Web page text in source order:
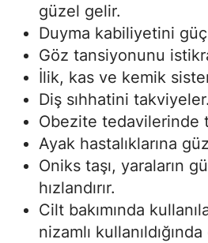
güzel gelir.
Duyma kabiliyetini
Göz tansiyonunu
İlik, kas ve kemik
Diş sıhhatini takviyeler.
Obezite tedavilerinde
Ayak hastalıklarına
Oniks taşı, yaraların
hızlandırır.
Cilt bakımında
nizamlı